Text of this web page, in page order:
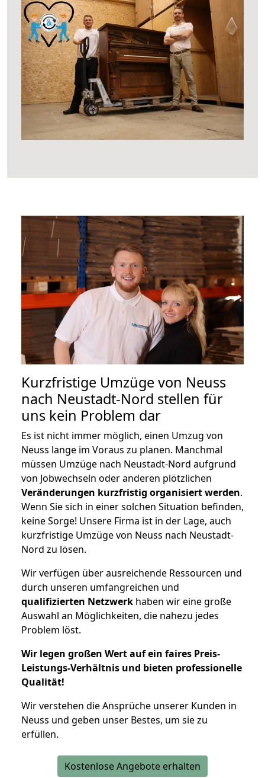
Kurzfristige Umzüge von Neuss
nach Neustadt-Nord stellen für
uns kein Problem dar
Es ist nicht immer möglich, einen Umzug von
Neuss lange im Voraus zu planen. Manchmal
müssen Umzüge nach Neustadt-Nord aufgrund
von Jobwechseln oder anderen plötzlichen
Veränderungen kurzfristig organisiert werden.
Wenn Sie sich in einer solchen Situation befinden,
keine Sorge! Unsere Firma ist in der Lage, auch
kurzfristige Umzüge von Neuss nach Neustadt-
Nord zu lösen.
Wir verfügen über ausreichende Ressourcen und
durch unseren umfangreichen und
qualifizierten Netzwerk haben wir eine große
Auswahl an Möglichkeiten, die nahezu jedes
Problem löst.
Wir legen großen Wert auf ein faires Preis-
Leistungs-Verhältnis und bieten professionelle
Qualität!
Wir verstehen die Ansprüche unserer Kunden in
Neuss und geben unser Bestes, um sie zu
erfüllen.
Kostenlose Angebote erhalten